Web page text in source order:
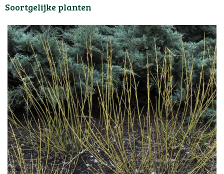
Soortgelijke planten